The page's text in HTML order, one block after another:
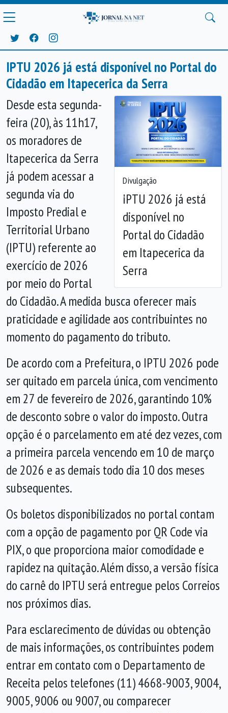
IPTU 2026 já está disponível no Portal do
Cidadão em Itapecerica da Serra
Divulgação
IPTU 2026 já está
disponível no
Portal do Cidadão
em Itapecerica da
Serra
Anterior
Desde esta segunda-
feira (20), às 11h17,
os moradores de
Itapecerica da Serra
já podem acessar a
segunda via do
Imposto Predial e
Territorial Urbano
(IPTU) referente ao
exercício de 2026
por meio do Portal
do Cidadão. A medida busca oferecer mais
praticidade e agilidade aos contribuintes no
momento do pagamento do tributo.
De acordo com a Prefeitura, o IPTU 2026 pode
ser quitado em parcela única, com vencimento
em 27 de fevereiro de 2026, garantindo 10%
de desconto sobre o valor do imposto. Outra
opção é o parcelamento em até dez vezes, com
a primeira parcela vencendo em 10 de março
de 2026 e as demais todo dia 10 dos meses
subsequentes.
Os boletos disponibilizados no portal contam
com a opção de pagamento por QR Code via
PIX, o que proporciona maior comodidade e
rapidez na quitação. Além disso, a versão física
do carnê do IPTU será entregue pelos Correios
nos próximos dias.
Para esclarecimento de dúvidas ou obtenção
de mais informações, os contribuintes podem
entrar em contato com o Departamento de
Receita pelos telefones (11) 4668-9003, 9004,
9005, 9006 ou 9007, ou comparecer